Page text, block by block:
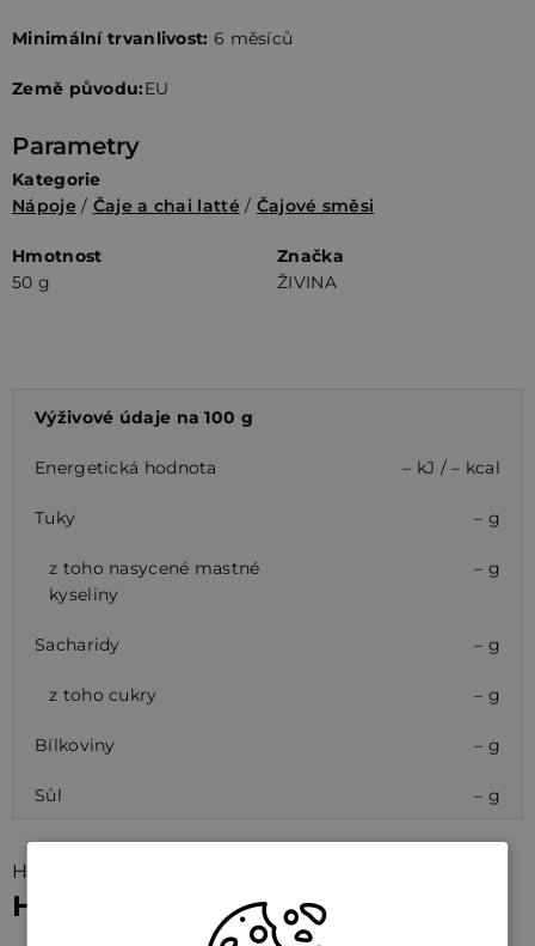
Minimální trvanlivost: 6 měsíců
Země původu:EU
Parametry
Kategorie
Nápoje / Čaje a chai latté / Čajové směsi
Hmotnost
50 g
Značka
ŽIVINA
Výživové údaje na 100 g
Energetická hodnota – kJ / – kcal
Tuky – g
z toho nasycené mastné
kyseliny
– g
Sacharidy – g
z toho cukry – g
Bílkoviny – g
Sůl – g
Hodnocení (1)
Hodnocení produktu